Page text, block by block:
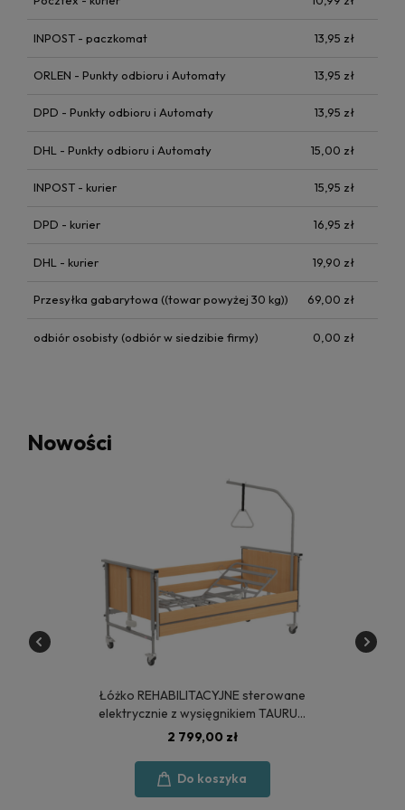
INPOST - paczkomat 13,95 zł
ORLEN - Punkty odbioru i Automaty 13,95 zł
DPD - Punkty odbioru i Automaty 13,95 zł
DHL - Punkty odbioru i Automaty 15,00 zł
INPOST - kurier 15,95 zł
DPD - kurier 16,95 zł
DHL - kurier 19,90 zł
Przesyłka gabarytowa ((towar powyżej 30 kg)) 69,00 zł
odbiór osobisty(odbiór w siedzibie firmy) 0,00 zł
Nowości
Łóżko REHABILITACYJNE sterowane
elektrycznie z wysięgnikiem TAURUS
2 - POLSKA PRODUKCJA
2 799,00 zł
Do koszyka